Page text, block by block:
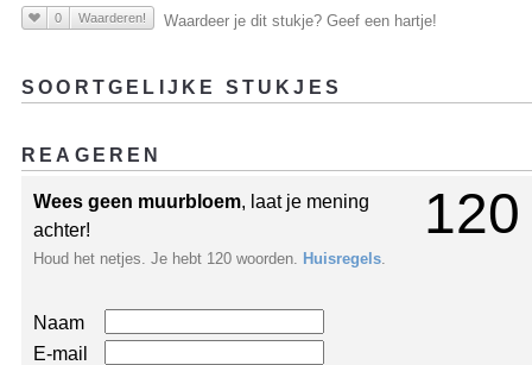
0 Waarderen! Waardeer je dit stukje? Geef een hartje!
SOORTGELIJKE STUKJES
REAGEREN
120
Wees geen muurbloem, laat je mening
achter!
Houd het netjes. Je hebt 120 woorden. Huisregels
Naam
E-mail